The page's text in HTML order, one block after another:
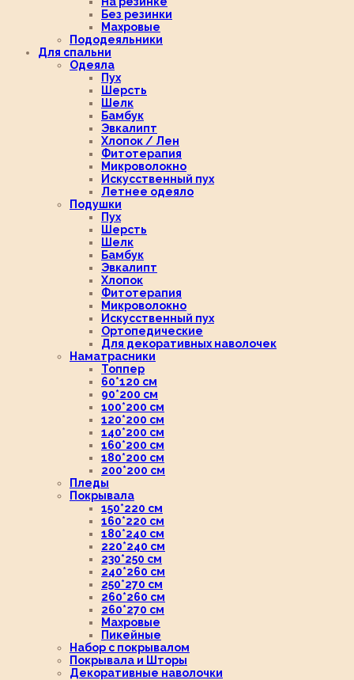
Без резинки
Махровые
Пододеяльники
Для спальни
Одеяла
Пух
Шерсть
Шелк
Бамбук
Эвкалипт
Хлопок / Лен
Фитотерапия
Микроволокно
Искусственный пух
Летнее одеяло
Подушки
Пух
Шерсть
Шелк
Бамбук
Эвкалипт
Хлопок
Фитотерапия
Микроволокно
Искусственный пух
Ортопедические
Для декоративных наволочек
Наматрасники
Топпер
60*120 см
90*200 см
100*200 см
120*200 см
140*200 см
160*200 см
180*200 см
200*200 см
Пледы
Покрывала
150*220 см
160*220 см
180*240 см
220*240 см
230*250 см
240*260 см
250*270 см
260*260 см
260*270 см
Махровые
Пикейные
Набор с покрывалом
Покрывала и Шторы
Декоративные наволочки